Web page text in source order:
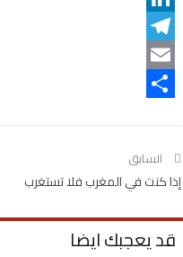
LinkedIn
Telegram
Email
السابق
إذا كنت في المغرب فلا تستغرب
قد يعجبك ايضا